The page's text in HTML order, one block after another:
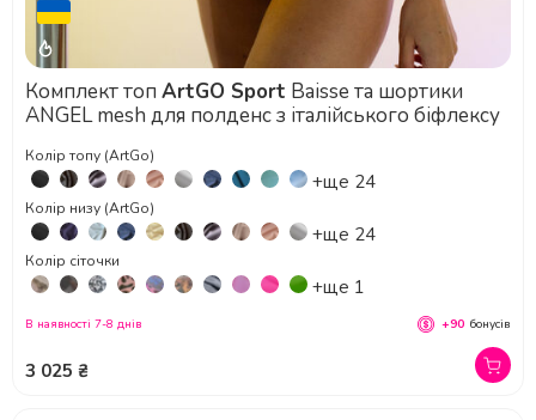
Комплект топ ArtGO Sport Baisse та шортики
ANGEL mesh для полденс з італійського біфлексу
Колір топу (ArtGo)
+ще 24
Колір низу (ArtGo)
+ще 24
Колір сіточки
+ще 1
3 025 ₴
В наявності 7-8 днів +90 бонусів